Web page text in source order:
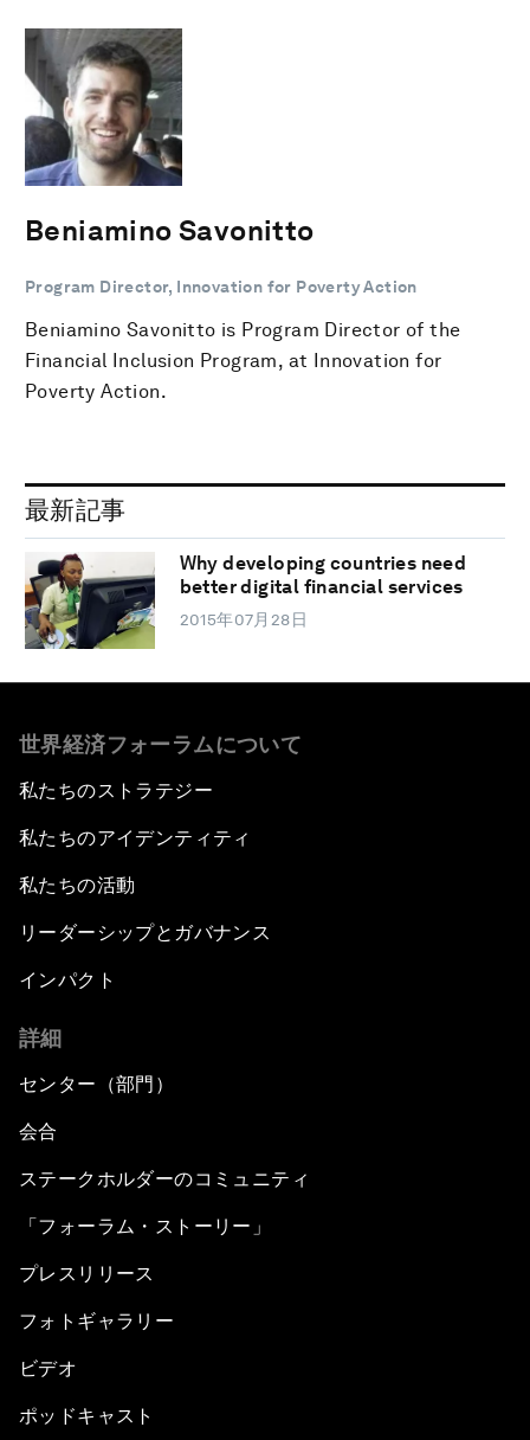
Beniamino Savonitto
Program Director, Innovation for Poverty Action
Beniamino Savonitto is Program Director of the
Financial Inclusion Program, at Innovation for
Poverty Action.
最新記事
Why developing countries need
better digital financial services
2015年07月28日
世界経済フォーラムについて
私たちのストラテジー
私たちのアイデンティティ
私たちの活動
リーダーシップとガバナンス
インパクト
詳細
センター（部門）
会合
ステークホルダーのコミュニティ
「フォーラム・ストーリー」
プレスリリース
フォトギャラリー
ビデオ
ポッドキャスト